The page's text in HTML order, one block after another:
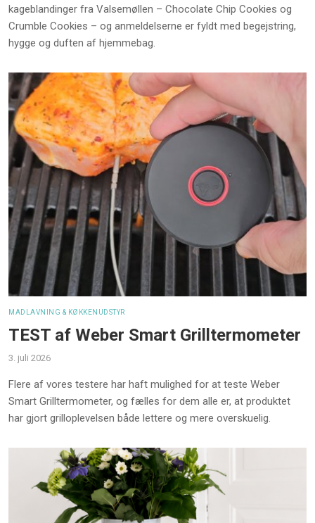
kageblandinger fra Valsemøllen – Chocolate Chip Cookies og
Crumble Cookies – og anmeldelserne er fyldt med begejstring,
hygge og duften af hjemmebag.
MADLAVNING & KØKKENUDSTYR
TEST af Weber Smart Grilltermometer
3. juli 2026
Flere af vores testere har haft mulighed for at teste Weber
Smart Grilltermometer, og fælles for dem alle er, at produktet
har gjort grilloplevelsen både lettere og mere overskuelig.